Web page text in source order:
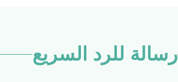
رسالة للرد السريع